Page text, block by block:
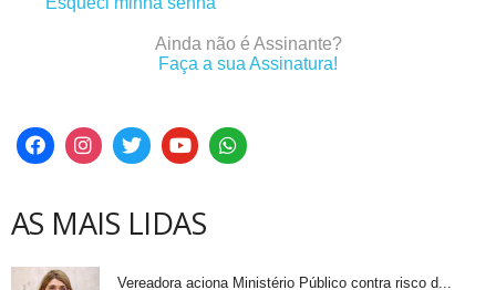
Ainda não é Assinante?
Faça a sua Assinatura!
AS MAIS LIDAS
Vereadora aciona Ministério Público contra risco d...